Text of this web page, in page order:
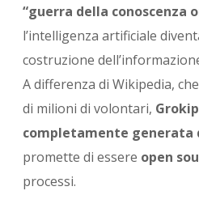
“guerra della conoscenza
l’intelligenza artificiale
costruzione
A differenza di Wikipedia,
di milioni di volontari,
completamente generata
promette di essere open
processi.